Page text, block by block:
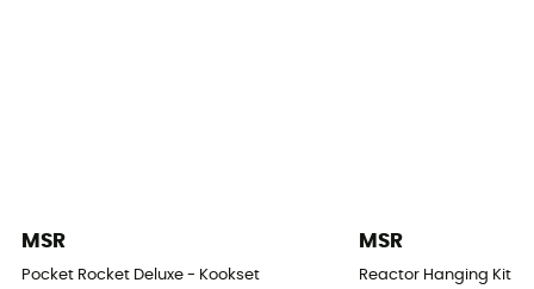
MSR
Pocket Rocket Deluxe - Kookset
MSR
Reactor Hanging Kit